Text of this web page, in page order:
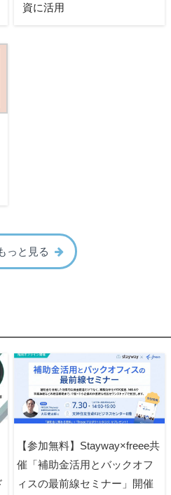
資に活用
っと見る
【参加無料】Stayway×freee共
催「補助金活用とバックオフ
ィスの最前線セミナー」開催